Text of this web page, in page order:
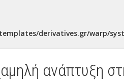
derivatives.gr/warp/
ανάπτυξη